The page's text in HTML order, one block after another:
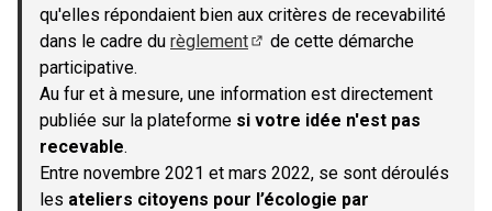
qu'elles répondaient bien aux critères de recevabilité
dans le cadre du règlement
de cette démarche
participative.
Au fur et à mesure, une information est directement
publiée sur la plateforme si votre idée n'est pas
recevable.
Entre novembre 2021 et mars 2022, se sont déroulés
les ateliers citoyens pour l’écologie par